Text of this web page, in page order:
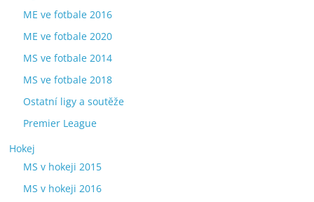
ME ve fotbale 2016
ME ve fotbale 2020
MS ve fotbale 2014
MS ve fotbale 2018
Ostatní ligy a soutěže
Premier League
Hokej
MS v hokeji 2015
MS v hokeji 2016